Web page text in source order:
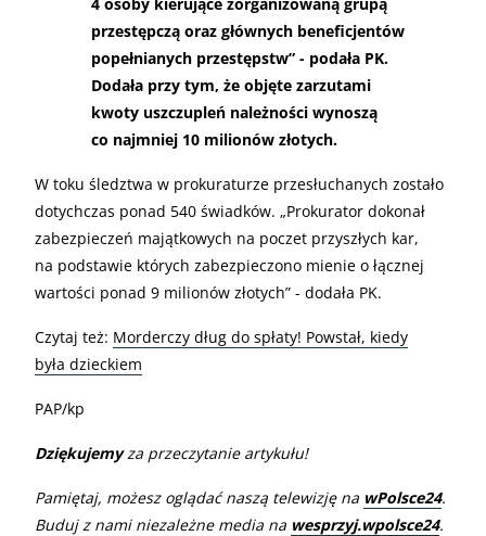
przestępczą oraz głównych beneficjentów
popełnianych przestępstw” - podała PK.
Dodała przy tym, że objęte zarzutami
kwoty uszczupleń należności wynoszą
co najmniej 10 milionów złotych.
W toku śledztwa w prokuraturze przesłuchanych zostało
dotychczas ponad 540 świadków. „Prokurator dokonał
zabezpieczeń majątkowych na poczet przyszłych kar,
na podstawie których zabezpieczono mienie o łącznej
wartości ponad 9 milionów złotych” - dodała PK.
Czytaj też: Morderczy dług do spłaty! Powstał, kiedy
była dzieckiem
PAP/kp
Dziękujemyza przeczytanie artykułu!
Pamiętaj, możesz oglądać naszą telewizję na wPolsce24.
Buduj z nami niezależne media na wesprzyj.wpolsce24.